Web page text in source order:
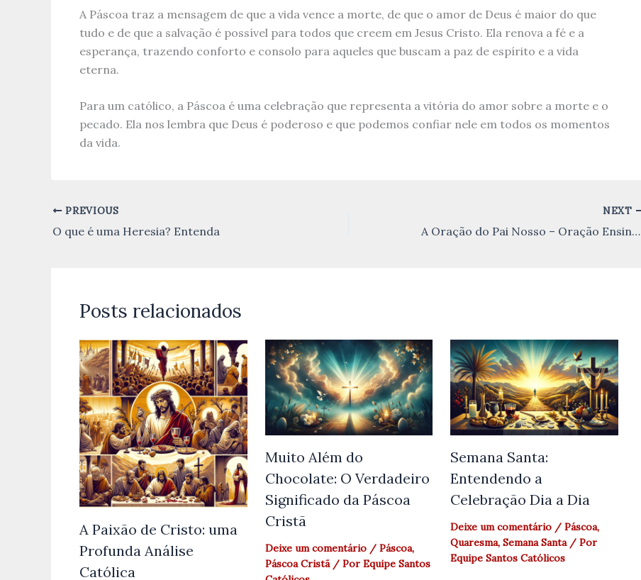
A Páscoa traz a mensagem de que a vida vence a morte, de que o amor de Deus é maior do que
tudo e de que a salvação é possível para todos que creem em Jesus Cristo. Ela renova a fé e a
esperança, trazendo conforto e consolo para aqueles que buscam a paz de espírito e a vida
eterna.
Para um católico, a Páscoa é uma celebração que representa a vitória do amor sobre a morte e o
pecado. Ela nos lembra que Deus é poderoso e que podemos confiar nele em todos os momentos
da vida.
PREVIOUS
O que é uma Heresia? Entenda
NEXT
A Oração do Pai Nosso – Oração Ensinada por Jesus Cristo
Posts relacionados
A Paixão de Cristo: uma
Profunda Análise
Católica
Muito Além do
Chocolate: O Verdadeiro
Significado da Páscoa
Cristã
Deixe um comentário / Páscoa,
Páscoa Cristã/ Por Equipe Santos
Semana Santa:
Entendendo a
Celebração Dia a Dia
Deixe um comentário /Páscoa,
Quaresma,Semana Santa/ Por
Equipe Santos Católicos